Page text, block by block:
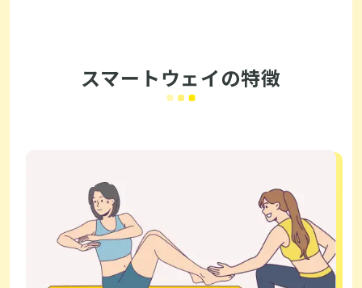
スマートウェイの特徴